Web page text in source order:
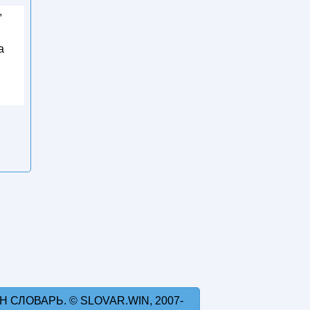
СЛОВАРЬ. © SLOVAR.WIN, 2007-